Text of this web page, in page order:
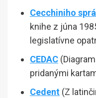
Cecchiniho
knihe z júna
legislatívne
CEDAC
pridanými
Cedent (Z